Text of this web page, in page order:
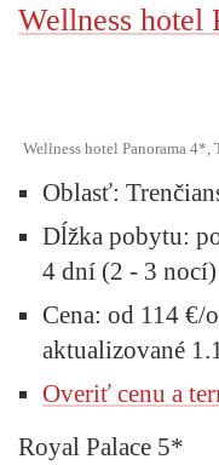
Wellness hotel
Wellness hotel Panorama
Oblasť:
Dĺžka pobytu:
4 dní (2 - 3 nocí)
Cena: od 114 €/
aktualizované
Overiť cenu a
Royal Palace 5*